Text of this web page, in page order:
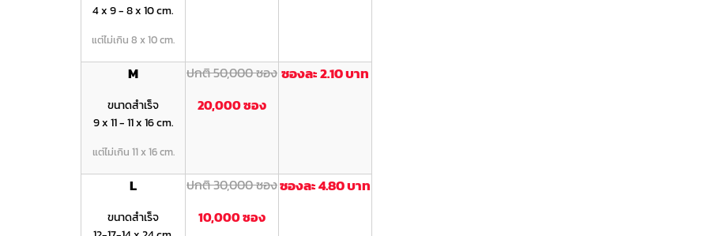
4 x 9 - 8 x 10 cm.
แต่ไม่เกิน 8 x 10 cm.
M
ขนาดสำเร็จ
9 x 11 - 11 x 16 cm.
แต่ไม่เกิน 11 x 16 cm.
ปกติ 50,000 ซอง
20,000 ซอง
ซองละ 2.10 บาท
L
ขนาดสำเร็จ
ปกติ 30,000 ซอง
10,000 ซอง
ซองละ 4.80 บาท